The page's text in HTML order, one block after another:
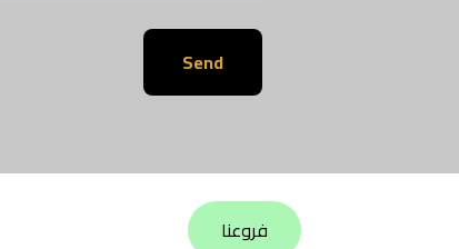
فروعنا